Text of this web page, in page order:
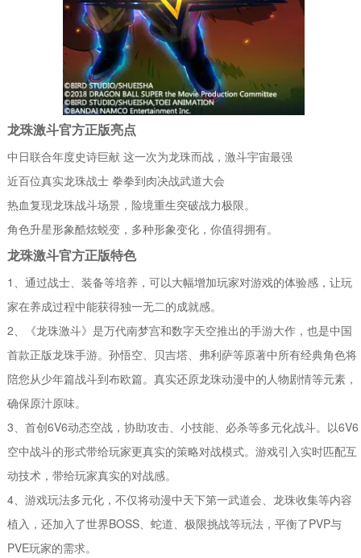
龙珠激斗官方正版亮点
中日联合年度史诗巨献 这一次为龙珠而战，激斗宇宙最强
近百位真实龙珠战士 拳拳到肉决战武道大会
热血复现龙珠战斗场景，险境重生突破战力极限。
角色升星形象酷炫蜕变，多种形象变化，你值得拥有。
龙珠激斗官方正版特色
1、通过战士、装备等培养，可以大幅增加玩家对游戏的体验感，让玩
家在养成过程中能获得独一无二的成就感。
2、《龙珠激斗》是万代南梦宫和数字天空推出的手游大作，也是中国
首款正版龙珠手游。孙悟空、贝吉塔、弗利萨等原著中所有经典角色将
陪您从少年篇战斗到布欧篇。真实还原龙珠动漫中的人物剧情等元素，
确保原汁原味。
3、首创6V6动态空战，协助攻击、小技能、必杀等多元化战斗。以6V6
空中战斗的形式带给玩家更真实的策略对战模式。游戏引入实时匹配互
动技术，带给玩家真实的对战感。
4、游戏玩法多元化，不仅将动漫中天下第一武道会、龙珠收集等内容
植入，还加入了世界BOSS、蛇道、极限挑战等玩法，平衡了PVP与
PVE玩家的需求。